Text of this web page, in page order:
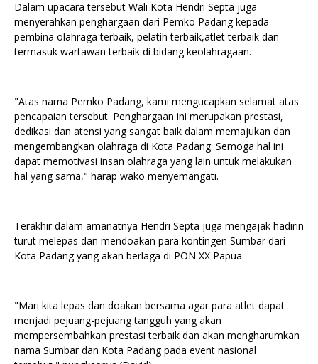
Dalam upacara tersebut Wali Kota Hendri Septa juga
menyerahkan penghargaan dari Pemko Padang kepada
pembina olahraga terbaik, pelatih terbaik,atlet terbaik dan
termasuk wartawan terbaik di bidang keolahragaan.
"Atas nama Pemko Padang, kami mengucapkan selamat atas
pencapaian tersebut. Penghargaan ini merupakan prestasi,
dedikasi dan atensi yang sangat baik dalam memajukan dan
mengembangkan olahraga di Kota Padang. Semoga hal ini
dapat memotivasi insan olahraga yang lain untuk melakukan
hal yang sama," harap wako menyemangati.
Terakhir dalam amanatnya Hendri Septa juga mengajak hadirin
turut melepas dan mendoakan para kontingen Sumbar dari
Kota Padang yang akan berlaga di PON XX Papua.
"Mari kita lepas dan doakan bersama agar para atlet dapat
menjadi pejuang-pejuang tangguh yang akan
mempersembahkan prestasi terbaik dan akan mengharumkan
nama Sumbar dan Kota Padang pada event nasional